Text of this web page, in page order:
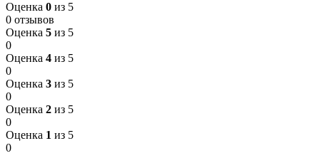
Оценка 0 из 5
0 отзывов
Оценка 5 из 5
0
Оценка 4 из 5
0
Оценка 3 из 5
0
Оценка 2 из 5
0
Оценка 1 из 5
0